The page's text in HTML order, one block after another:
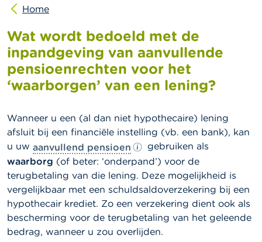
n
P
r
o
f
e
s
o
n
l
e
n
O
v
e
r
Home
Wat wordt bedoeld met de
inpandgeving van aanvullende
pensioenrechten voor het
‘waarborgen’ van een lening?
Wanneer u een (al dan niet hypothecaire) lening
afsluit bij een financiële instelling (vb. een bank), kan
u uw aanvullend pensioen
gebruiken als
waarborg (of beter: ‘onderpand’) voor de
terugbetaling van die lening. Deze mogelijkheid is
vergelijkbaar met een schuldsaldoverzekering bij een
hypothecair krediet. Zo een verzekering dient ook als
bescherming voor de terugbetaling van het geleende
bedrag, wanneer u zou overlijden.